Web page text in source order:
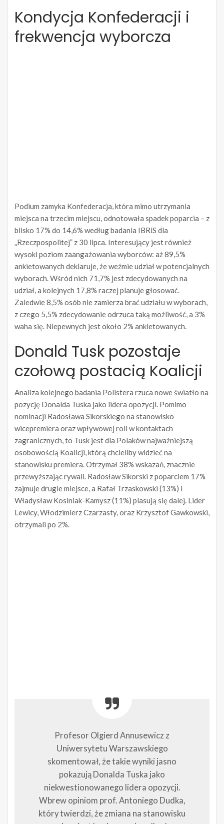
Kondycja Konfederacji i
frekwencja wyborcza
Podium zamyka Konfederacja, która mimo utrzymania
miejsca na trzecim miejscu, odnotowała spadek poparcia – z
blisko 17% do 14,6% według badania IBRiS dla
„Rzeczpospolitej” z 30 lipca. Interesujący jest również
wysoki poziom zaangażowania wyborców: aż 89,5%
ankietowanych deklaruje, że weźmie udział w potencjalnych
wyborach. Wśród nich 71,7% jest zdecydowanych na
udział, a kolejnych 17,8% raczej planuje głosować.
Zaledwie 8,5% osób nie zamierza brać udziału w wyborach,
z czego 5,5% zdecydowanie odrzuca taką możliwość, a 3%
waha się. Niepewnych jest około 2% ankietowanych.
Donald Tusk pozostaje
czołową postacią Koalicji
Analiza kolejnego badania Pollstera rzuca nowe światło na
pozycję Donalda Tuska jako lidera opozycji. Pomimo
nominacji Radosława Sikorskiego na stanowisko
wicepremiera oraz wpływowej roli w kontaktach
zagranicznych, to Tusk jest dla Polaków najważniejszą
osobowością Koalicji, którą chcieliby widzieć na
stanowisku premiera. Otrzymał 38% wskazań, znacznie
przewyższając rywali. Radosław Sikorski z poparciem 17%
zajmuje drugie miejsce, a Rafał Trzaskowski (13%) i
Władysław Kosiniak-Kamysz (11%) plasują się dalej. Lider
Lewicy, Włodzimierz Czarzasty, oraz Krzysztof Gawkowski,
otrzymali po 2%.
Profesor Olgierd Annusewicz z
Uniwersytetu Warszawskiego
skomentował, że takie wyniki jasno
pokazują Donalda Tuska jako
niekwestionowanego lidera opozycji.
Wbrew opiniom prof. Antoniego Dudka,
który twierdzi, że zmiana na stanowisku